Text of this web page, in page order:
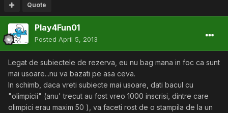
Quote
Play4Fun01
Posted April 5, 2013
Legat de subiectele de rezerva, eu nu bag mana in foc ca sunt
mai usoare...nu va bazati pe asa ceva.
In schimb, daca vreti subiecte mai usoare, dati bacul cu
"olimpicii" (anu' trecut au fost vreo 1000 inscrisi, dintre care
olimpici erau maxim 50 ), va faceti rost de o stampila de la un